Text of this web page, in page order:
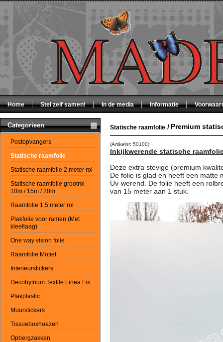
Home Stel zelf samen! In de media Informatie
Categorieen
Postopvangers
Statische raamfolie
Statische raamfolie 2 meter rol
Statische raamfolie grootrol
10m / 15m / 20m
Raamfolie 1,5 meter rol
Plakfolie voor ramen (Met
kleeflaag)
One way vision folie
Raamfolie Motief
Interieurstickers
Decobytrium Textile Linea Fix
Plakplastic
Muurstickers
Tissueboxhoezen
Opbergzakken
Statische raamfolie / Premium
(Artikelnr: 50100)
Inkijkwerende statische
Deze extra stevige (premium
De folie is glad en heeft een matte
Uv-werend. De folie heeft een
van 15 meter aan 1 stuk.